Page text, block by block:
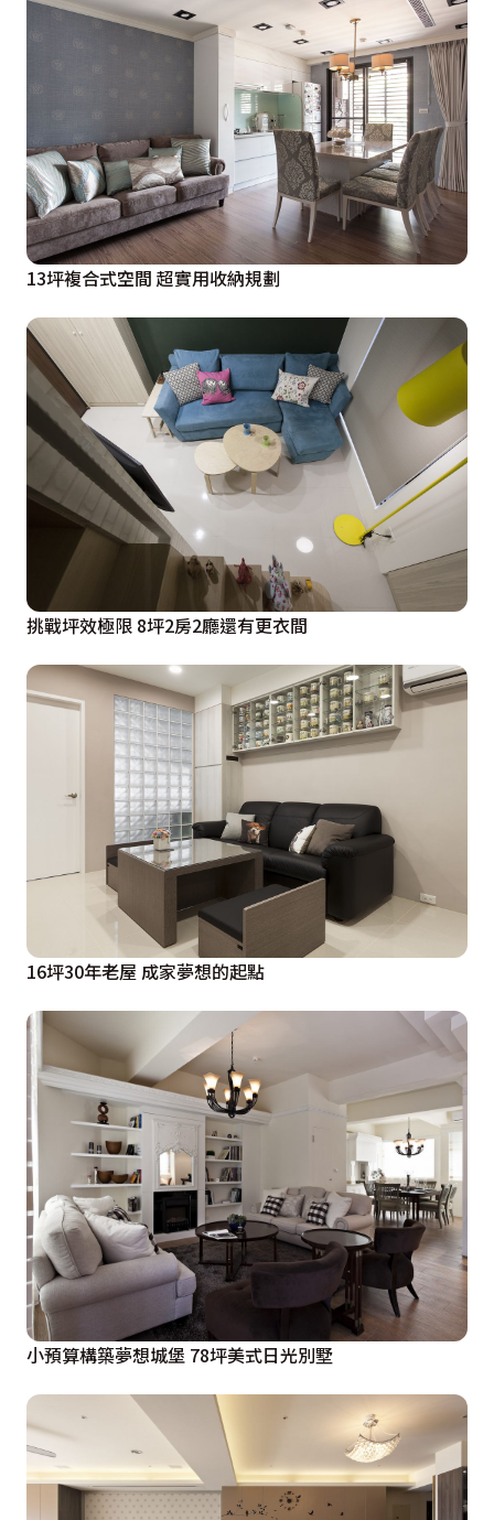
13坪複合式空間 超實用收納規劃
挑戰坪效極限 8坪2房2廳還有更衣間
16坪30年老屋 成家夢想的起點
小預算構築夢想城堡 78坪美式日光別墅